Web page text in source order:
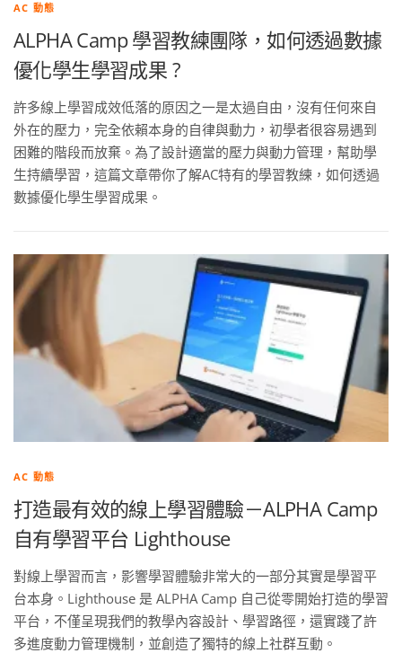
AC 動態
ALPHA Camp 學習教練團隊，如何透過數據
優化學生學習成果 ?
許多線上學習成效低落的原因之一是太過自由，沒有任何來自
外在的壓力，完全依賴本身的自律與動力，初學者很容易遇到
困難的階段而放棄。為了設計適當的壓力與動力管理，幫助學
生持續學習，這篇文章帶你了解AC特有的學習教練，如何透過
數據優化學生學習成果。
AC 動態
打造最有效的線上學習體驗－ALPHA Camp
自有學習平台 Lighthouse
對線上學習而言，影響學習體驗非常大的一部分其實是學習平
台本身。Lighthouse 是 ALPHA Camp 自己從零開始打造的學習
平台，不僅呈現我們的教學內容設計、學習路徑，還實踐了許
多進度動力管理機制，並創造了獨特的線上社群互動。